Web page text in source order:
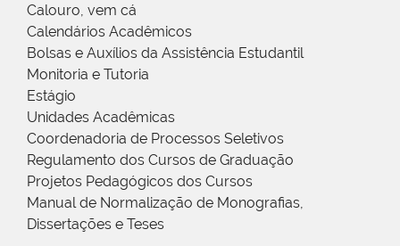
Calouro, vem cá
Calendários Acadêmicos
Bolsas e Auxílios da Assistência Estudantil
Monitoria e Tutoria
Estágio
Unidades Acadêmicas
Coordenadoria de Processos Seletivos
Regulamento dos Cursos de Graduação
Projetos Pedagógicos dos Cursos
Manual de Normalização de Monografias,
Dissertações e Teses